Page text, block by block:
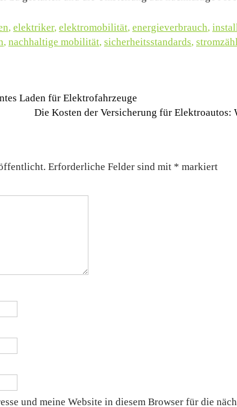
, elektriker, elektromobilität, energieverbrauch,
, nachhaltige mobilität, sicherheitsstandards,
Laden für Elektrofahrzeuge
Die Kosten der Versicherung für Elektroautos:
Erforderliche Felder sind mit * markiert
und meine Website in diesem Browser für die